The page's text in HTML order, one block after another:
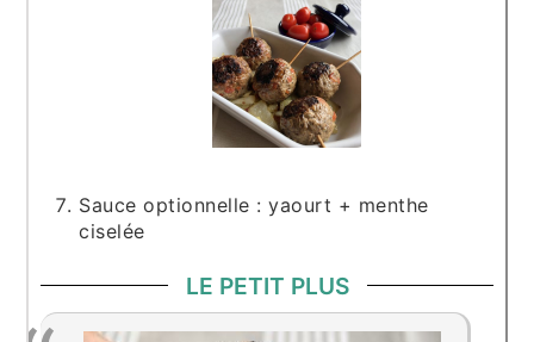
Sauce optionnelle : yaourt + menthe
ciselée
LE PETIT PLUS